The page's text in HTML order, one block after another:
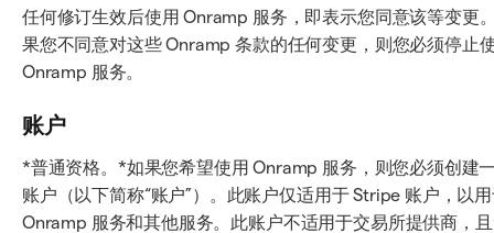
任何修订生效后使用 Onramp 服务，即表示您同意该等变更
果您不同意对这些 Onramp 条款的任何变更，则您必须停止
Onramp 服务。
账户
*普通资格。*如果您希望使用 Onramp 服务，则您必须创建
账户（以下简称“账户”）。此账户仅适用于 Stripe 账户，以
Onramp 服务和其他服务。此账户不适用于交易所提供商，